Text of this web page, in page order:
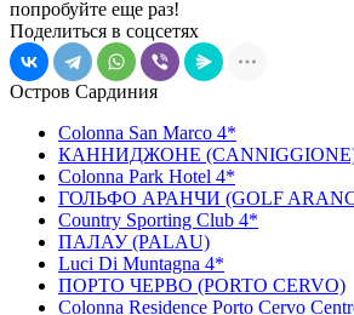
попробуйте еще раз!
Поделиться в соцсетях
Остров Сардиния
Colonna San Marco 4*
КАННИДЖОНЕ
Colonna Park Hotel 4*
ГОЛЬФО АРАНЧИ (GOLF
Country Sporting Club 4*
ПАЛАУ (PALAU)
Luci Di Muntagna 4*
ПОРТО ЧЕРВО (PORTO CERVO)
Colonna Residence Porto Cervo